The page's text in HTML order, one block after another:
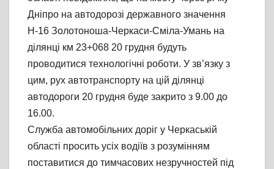
Дніпро на автодорозі державного значення
Н-16 Золотоноша-Черкаси-Сміла-Умань на
ділянці км 23+068 20 грудня будуть
проводитися технологічні роботи. У зв’язку з
цим, рух автотранспорту на цій ділянці
автодороги 20 грудня буде закрито з 9.00 до
16.00.
Служба автомобільних доріг у Черкаській
області просить усіх водіїв з розумінням
поставитися до тимчасових незручностей під